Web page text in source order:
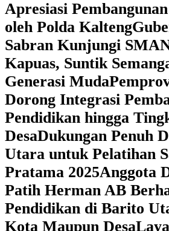
Apresiasi
oleh Polda Kalteng
Sabran Kunjungi
Kapuas, Suntik
Generasi Muda
Dorong Integrasi
Pendidikan hingga
DesaDukungan Penuh
Utara untuk Pelatihan
Pratama 2025Anggota
Patih Herman AB
Pendidikan di Barito
Kota Maupun Desa